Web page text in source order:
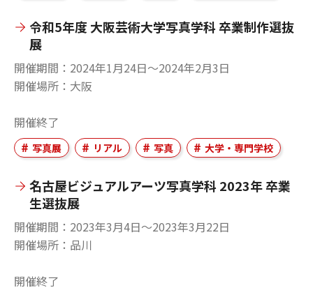
令和5年度 大阪芸術大学写真学科 卒業制作選抜
展
開催期間
2024年1月24日〜2024年2月3日
開催場所
大阪
開催終了
写真展 リアル 写真 大学・専門学校
名古屋ビジュアルアーツ写真学科 2023年 卒業
生選抜展
開催期間
2023年3月4日〜2023年3月22日
開催場所
品川
開催終了